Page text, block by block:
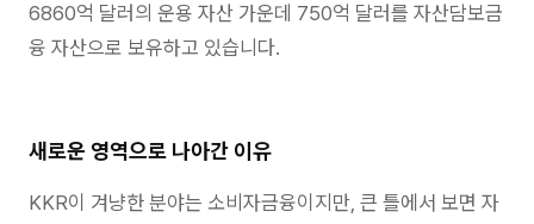
6860억 달러의 운용 자산 가운데 750억 달러를 자산담보금
융 자산으로 보유하고 있습니다.
새로운 영역으로 나아간 이유
KKR이 겨냥한 분야는 소비자금융이지만, 큰 틀에서 보면 자